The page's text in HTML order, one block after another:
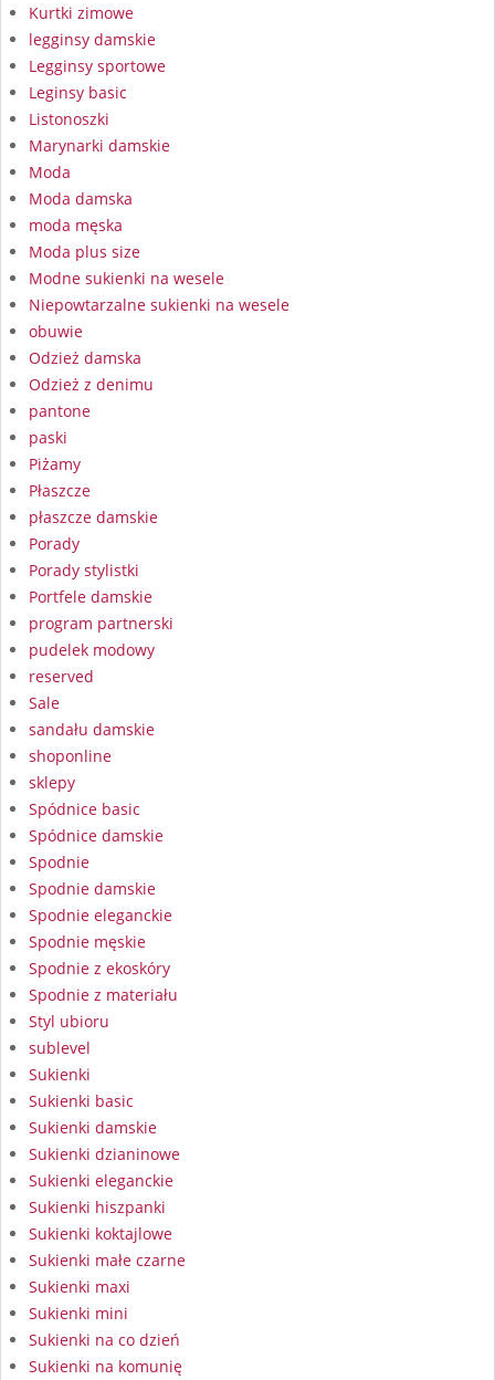
Kurtki zimowe
legginsy damskie
Legginsy sportowe
Leginsy basic
Listonoszki
Marynarki damskie
Moda
Moda damska
moda męska
Moda plus size
Modne sukienki na wesele
Niepowtarzalne sukienki na wesele
obuwie
Odzież damska
Odzież z denimu
pantone
paski
Piżamy
Płaszcze
płaszcze damskie
Porady
Porady stylistki
Portfele damskie
program partnerski
pudelek modowy
reserved
Sale
sandału damskie
shoponline
sklepy
Spódnice basic
Spódnice damskie
Spodnie
Spodnie damskie
Spodnie eleganckie
Spodnie męskie
Spodnie z ekoskóry
Spodnie z materiału
Styl ubioru
sublevel
Sukienki
Sukienki basic
Sukienki damskie
Sukienki dzianinowe
Sukienki eleganckie
Sukienki hiszpanki
Sukienki koktajlowe
Sukienki małe czarne
Sukienki maxi
Sukienki mini
Sukienki na co dzień
Sukienki na komunię